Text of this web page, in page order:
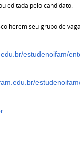
editada pelo candidato.
seu grupo de
estudenoifam/